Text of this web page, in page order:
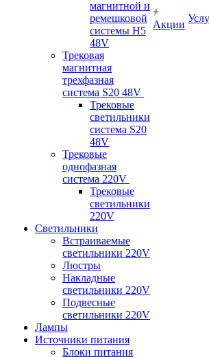
магнитной и
ремешковой
системы H5
48V
Трековая
магнитная
трехфазная
система S20 48V
Трековые
светильники
система S20
48V
Трековые
однофазная
система 220V
Трековые
светильники
220V
Светильники
Встраиваемые
светильники 220V
Люстры
Накладные
светильники 220V
Подвесные
светильники 220V
Лампы
Источники питания
Блоки питания
Акции